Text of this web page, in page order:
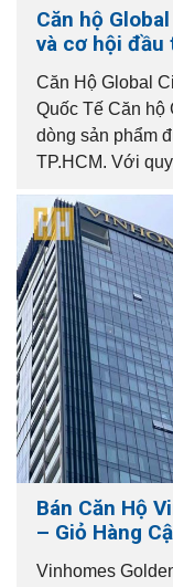
Căn hộ
và cơ hội đầu
Căn Hộ Global
Quốc Tế Căn hộ
dòng sản phẩm
TP.HCM. Với
Bán Căn Hộ
– Giỏ Hàng
Vinhomes